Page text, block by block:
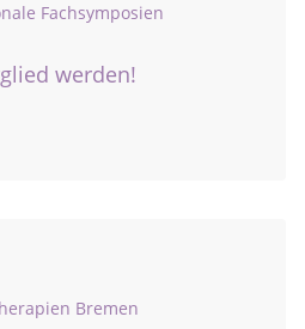
Fachsymposien
werden!
Bremen